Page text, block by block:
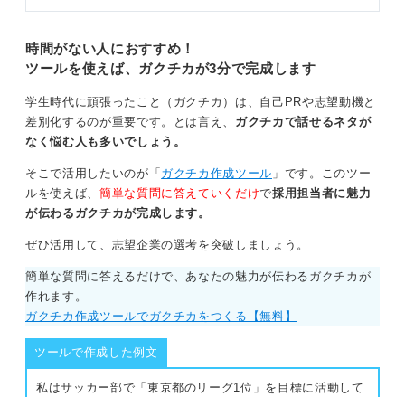
時間がない人におすすめ！
ツールを使えば、ガクチカが3分で完成します
学生時代に頑張ったこと（ガクチカ）は、自己PRや志望動機と
差別化するのが重要です。とは言え、 ガクチカで話せるネタが
なく悩む人も多いでしょう。
そこで活用したいのが「 ガクチカ作成ツール 」です。このツー
ルを使えば、 簡単な質問に答えていくだけで採用担当者に魅力
が伝わるガクチカが完成します。
ぜひ活用して、志望企業の選考を突破しましょう。
簡単な質問に答えるだけで、あなたの魅力が伝わるガクチカが
作れます。
ガクチカ作成ツールでガクチカをつくる【無料】
ツールで作成した例文
私はサッカー部で「東京都のリーグ1位」を目標に活動して